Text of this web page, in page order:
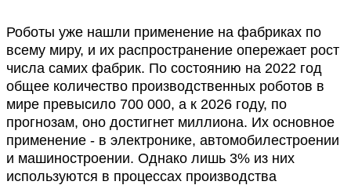
Роботы уже нашли применение на фабриках по
всему миру, и их распространение опережает рост
числа самих фабрик. По состоянию на 2022 год
общее количество производственных роботов в
мире превысило 700 000, а к 2026 году, по
прогнозам, оно достигнет миллиона. Их основное
применение - в электронике, автомобилестроении
и машиностроении. Однако лишь 3% из них
используются в процессах производства